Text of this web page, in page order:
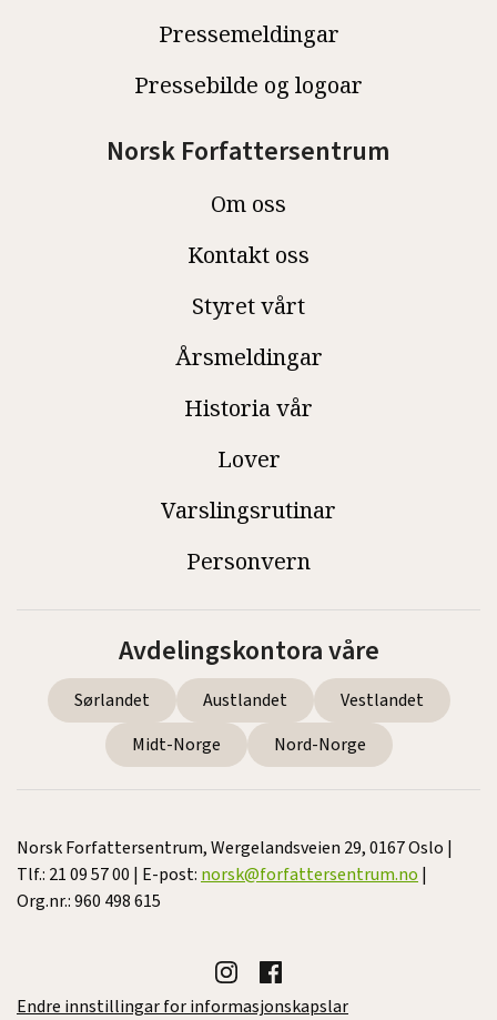
Pressemeldingar
Pressebilde og logoar
Norsk Forfattersentrum
Om oss
Kontakt oss
Styret vårt
Årsmeldingar
Historia vår
Lover
Varslingsrutinar
Personvern
Avdelingskontora våre
Sørlandet Austlandet
Vestlandet
Midt-Norge
Nord-Norge
Norsk Forfattersentrum, Wergelandsveien 29, 0167 Oslo |
Tlf.: 21 09 57 00 | E-post: norsk@forfattersentrum.no |
Org.nr.: 960 498 615
Endre innstillingar for informasjonskapslar